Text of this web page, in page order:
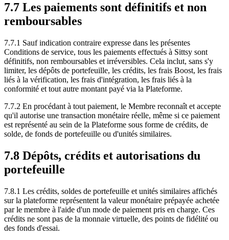
7.7 Les paiements sont définitifs et non
remboursables
7.7.1 Sauf indication contraire expresse dans les présentes
Conditions de service, tous les paiements effectués à Sittsy sont
définitifs, non remboursables et irréversibles. Cela inclut, sans s'y
limiter, les dépôts de portefeuille, les crédits, les frais Boost, les frais
liés à la vérification, les frais d'intégration, les frais liés à la
conformité et tout autre montant payé via la Plateforme.
7.7.2 En procédant à tout paiement, le Membre reconnaît et accepte
qu'il autorise une transaction monétaire réelle, même si ce paiement
est représenté au sein de la Plateforme sous forme de crédits, de
solde, de fonds de portefeuille ou d'unités similaires.
7.8 Dépôts, crédits et autorisations du
portefeuille
7.8.1 Les crédits, soldes de portefeuille et unités similaires affichés
sur la plateforme représentent la valeur monétaire prépayée achetée
par le membre à l'aide d'un mode de paiement pris en charge. Ces
crédits ne sont pas de la monnaie virtuelle, des points de fidélité ou
des fonds d'essai.